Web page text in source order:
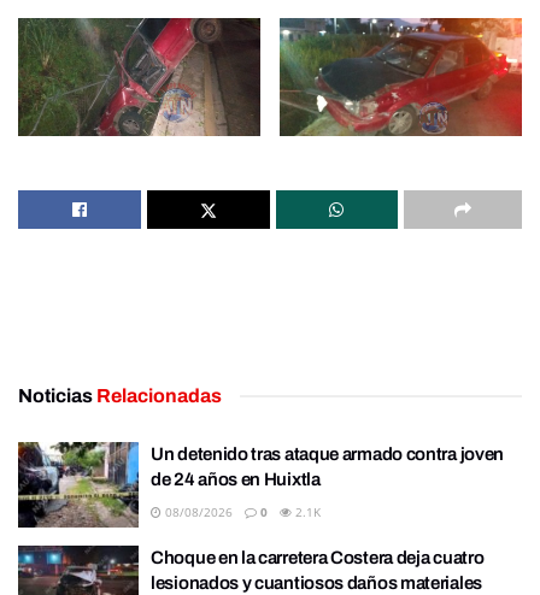
Noticias Relacionadas
Un detenido tras ataque armado contra joven
de 24 años en Huixtla
08/08/2026 0 2.1K
Choque en la carretera Costera deja cuatro
lesionados y cuantiosos daños materiales